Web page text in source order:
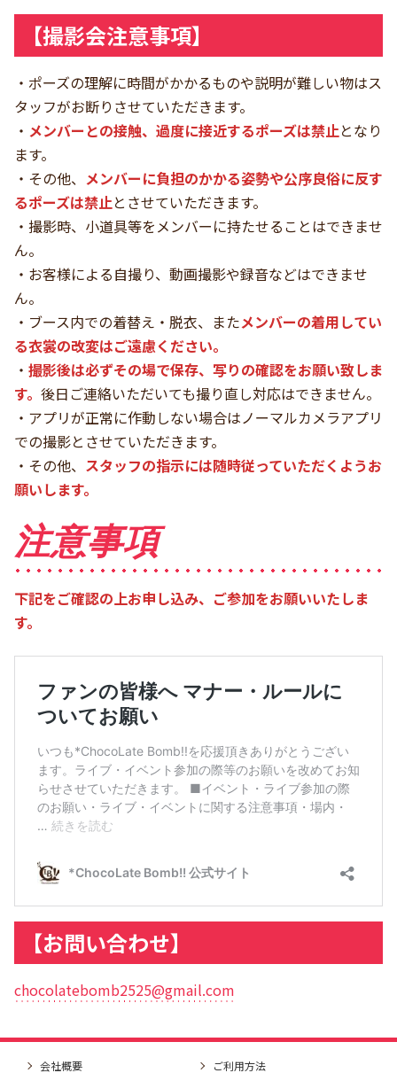
【撮影会注意事項】
・ポーズの理解に時間がかかるものや説明が難しい物はス
タッフがお断りさせていただきます。
・ メンバーとの接触、過度に接近するポーズは禁止となり
ます。
・その他、 メンバーに負担のかかる姿勢や公序良俗に反す
るポーズは禁止とさせていただきます。
・撮影時、小道具等をメンバーに持たせることはできませ
ん。
・お客様による自撮り、動画撮影や録音などはできませ
ん。
・ブース内での着替え・脱衣、またメンバーの着用してい
る衣裳の改変はご遠慮ください。
・ 撮影後は必ずその場で保存、写りの確認をお願い致しま
す。 後日ご連絡いただいても撮り直し対応はできません。
・アプリが正常に作動しない場合はノーマルカメラアプリ
での撮影とさせていただきます。
・その他、 スタッフの指示には随時従っていただくようお
願いします。
注意事項
下記をご確認の上お申し込み、ご参加をお願いいたしま
す。
【お問い合わせ】
chocolatebomb2525@gmail.com
会社概要 ご利用方法